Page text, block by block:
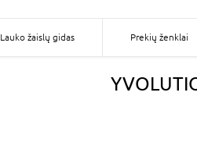
Lauko žaislų gidas Prekių ženklai